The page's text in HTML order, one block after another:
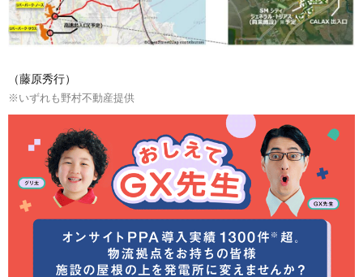
（藤原秀行）
※いずれも野村不動産提供